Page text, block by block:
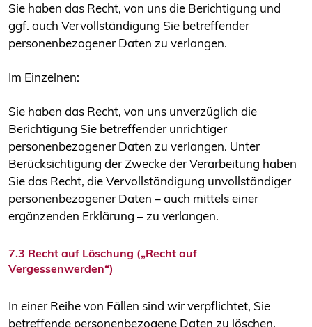
Sie haben das Recht, von uns die Berichtigung und
ggf. auch Vervollständigung Sie betreffender
personenbezogener Daten zu verlangen.
Im Einzelnen:
Sie haben das Recht, von uns unverzüglich die
Berichtigung Sie betreffender unrichtiger
personenbezogener Daten zu verlangen. Unter
Berücksichtigung der Zwecke der Verarbeitung haben
Sie das Recht, die Vervollständigung unvollständiger
personenbezogener Daten – auch mittels einer
ergänzenden Erklärung – zu verlangen.
7.3 Recht auf Löschung („Recht auf
Vergessenwerden“)
In einer Reihe von Fällen sind wir verpflichtet, Sie
betreffende personenbezogene Daten zu löschen.